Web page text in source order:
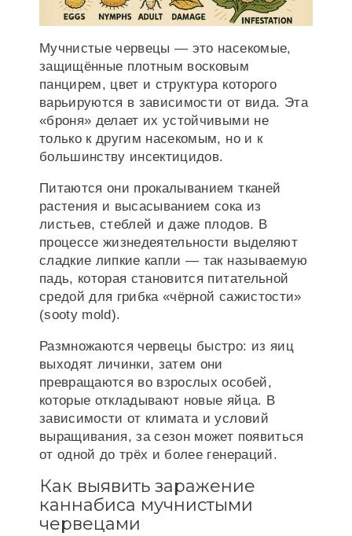
Мучнистые червецы — это насекомые,
защищённые плотным восковым
панцирем, цвет и структура которого
варьируются в зависимости от вида. Эта
«броня» делает их устойчивыми не
только к другим насекомым, но и к
большинству инсектицидов.
Питаются они прокалыванием тканей
растения и высасыванием сока из
листьев, стеблей и даже плодов. В
процессе жизнедеятельности выделяют
сладкие липкие капли — так называемую
падь, которая становится питательной
средой для грибка «чёрной сажистости»
(sooty mold).
Размножаются червецы быстро: из яиц
выходят личинки, затем они
превращаются во взрослых особей,
которые откладывают новые яйца. В
зависимости от климата и условий
выращивания, за сезон может появиться
от одной до трёх и более генераций.
Как выявить заражение
каннабиса мучнистыми
червецами